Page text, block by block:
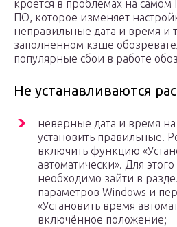
кроется в проблемах на
ПО, которое изменяет
неправильные дата и время и
заполненном кэше
популярные сбои в работе
Не устанавливаются
неверные дата и время
установить правильные.
включить функцию
автоматически». Для
необходимо зайти в
параметров Windows и
«Установить время
включённое положение;